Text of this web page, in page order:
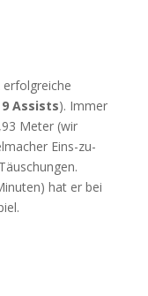
Assists). Immer
Meter (wir
Eins-zu-
hat er bei